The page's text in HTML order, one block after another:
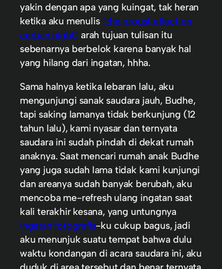
yakin dengan apa yang kuingat, tak heran
ketika aku menulis “the proust effect on
certain night” arah tujuan tulisan itu
sebenarnya berbelok karena banyak hal
yang hilang dari ingatan, hhha.
Sama halnya ketika lebaran lalu, aku
mengunjungi sanak saudara jauh, Budhe,
tapi saking lamanya tidak berkunjung (12
tahun lalu), kami nyasar dan ternyata
saudara ini sudah pindah di dekat rumah
anaknya. Saat mencari rumah anak Budhe
yang juga sudah lama tidak kami kunjungi
dan areanya sudah banyak berubah, aku
mencoba me-refresh ulang ingatan saat
kali terakhir kesana, yang untungnya
ingatan fotografis-ku cukup bagus, jadi
aku menunjuk suatu tempat bahwa dulu
waktu kondangan di acara saudara ini, aku